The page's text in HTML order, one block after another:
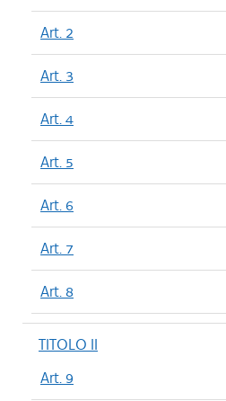
Art. 2
Art. 3
Art. 4
Art. 5
Art. 6
Art. 7
Art. 8
TITOLO II
Art. 9